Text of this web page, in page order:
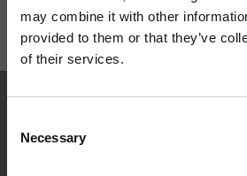
may combine it with other
provided to them or that they’ve
of their services.
Selection
Necessary
Hakemisto